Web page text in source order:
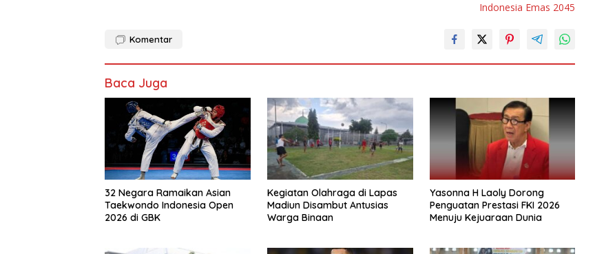
Indonesia Emas 2045
Komentar
Baca Juga
32 Negara Ramaikan Asian
Taekwondo Indonesia Open
2026 di GBK
Kegiatan Olahraga di Lapas
Madiun Disambut Antusias
Warga Binaan
Yasonna H Laoly Dorong
Penguatan Prestasi FKI 2026
Menuju Kejuaraan Dunia